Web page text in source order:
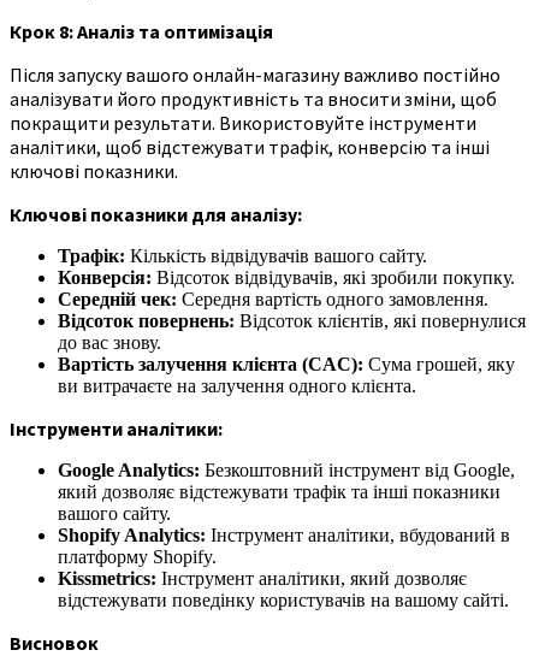
Крок 8: Аналіз та оптимізація
Після запуску вашого онлайн-магазину важливо постійно
аналізувати його продуктивність та вносити зміни, щоб
покращити результати. Використовуйте інструменти
аналітики, щоб відстежувати трафік, конверсію та інші
ключові показники.
Ключові показники для аналізу:
Трафік: Кількість відвідувачів вашого сайту.
Конверсія: Відсоток відвідувачів, які зробили покупку.
Середній чек: Середня вартість одного замовлення.
Відсоток повернень: Відсоток клієнтів, які повернулися
до вас знову.
Вартість залучення клієнта (CAC): Сума грошей, яку
ви витрачаєте на залучення одного клієнта.
Інструменти аналітики:
Google Analytics: Безкоштовний інструмент від Google,
який дозволяє відстежувати трафік та інші показники
вашого сайту.
Shopify Analytics: Інструмент аналітики, вбудований в
платформу Shopify.
Kissmetrics: Інструмент аналітики, який дозволяє
відстежувати поведінку користувачів на вашому сайті.
Висновок